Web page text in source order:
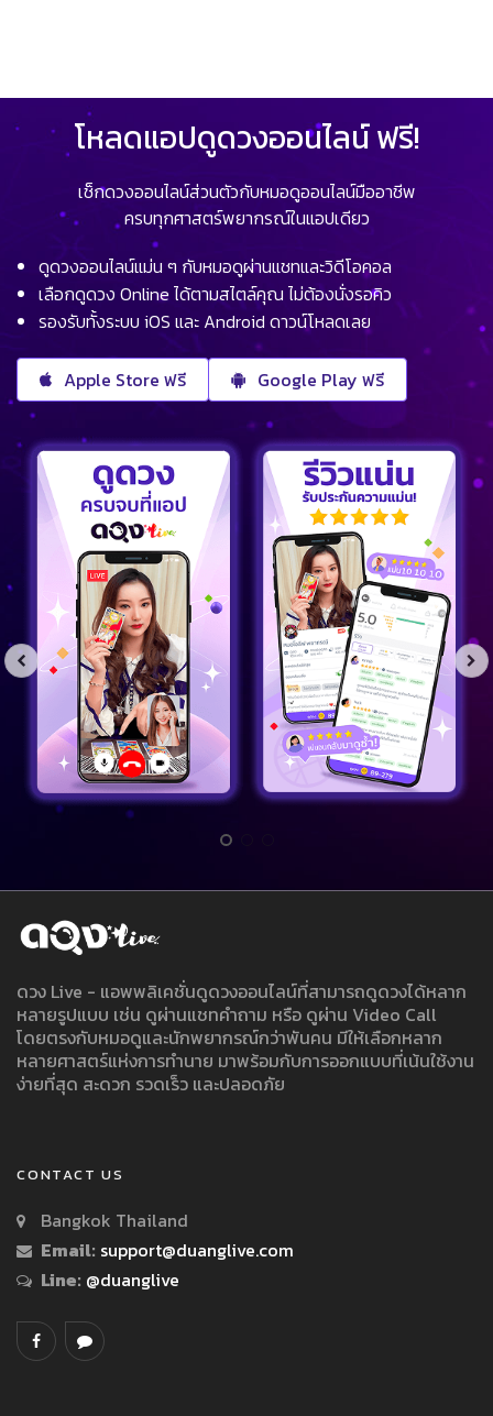
โหลดแอปดูดวงออนไลน์ ฟรี!
เช็กดวงออนไลน์ส่วนตัวกับหมอดูออนไลน์มืออาชีพ
ครบทุกศาสตร์พยากรณ์ในแอปเดียว
ดูดวงออนไลน์แม่น ๆ กับหมอดูผ่านแชทและวิดีโอคอล
เลือกดูดวง Online ได้ตามสไตล์คุณ ไม่ต้องนั่งรอคิว
รองรับทั้งระบบ iOS และ Android ดาวน์โหลดเลย
Apple Store ฟรี Google Play ฟรี
ดวง Live - แอพพลิเคชั่นดูดวงออนไลน์ที่สามารถดูดวงได้หลาก
หลายรูปแบบ เช่น ดูผ่านแชทคำถาม หรือ ดูผ่าน Video Call
โดยตรงกับหมอดูและนักพยากรณ์กว่าพันคน มีให้เลือกหลาก
หลายศาสตร์แห่งการทำนาย มาพร้อมกับการออกแบบที่เน้นใช้งาน
ง่ายที่สุด สะดวก รวดเร็ว และปลอดภัย
CONTACT US
Bangkok Thailand
Email: support@duanglive.com
Line: @duanglive